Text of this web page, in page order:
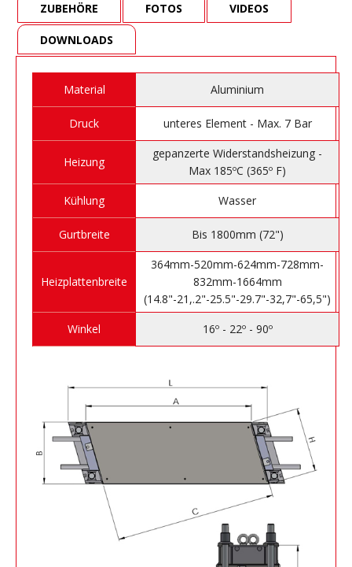
ZUBEHÖRE FOTOS VIDEOS
DOWNLOADS
Material Aluminium
Druck unteres Element - Max. 7 Bar
Heizung
gepanzerte Widerstandsheizung -
Max 185ºC (365º F)
Kühlung
Wasser
Gurtbreite Bis 1800mm (72")
Heizplattenbreite
364mm-520mm-624mm-728mm-
832mm-1664mm
(14.8"-21,.2"-25.5"-29.7"-32,7"-65,5")
Winkel
16º - 22º - 90º